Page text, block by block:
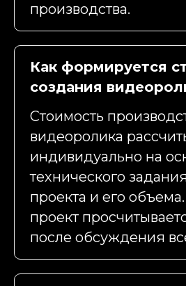
производства.
Как формируется
создания
Стоимость
видеоролика
индивидуально на
технического
проекта и его
проект
после обсуждения